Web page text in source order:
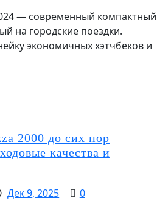
— современный компактный
на городские поездки.
экономичных хэтчбеков и
2000 до сих пор
качества и
Дек 9, 2025
0